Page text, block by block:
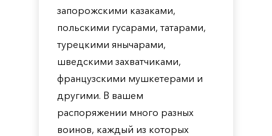
запорожскими казаками,
польскими гусарами, татарами,
турецкими янычарами,
шведскими захватчиками,
французскими мушкетерами и
другими. В вашем
распоряжении много разных
воинов, каждый из которых